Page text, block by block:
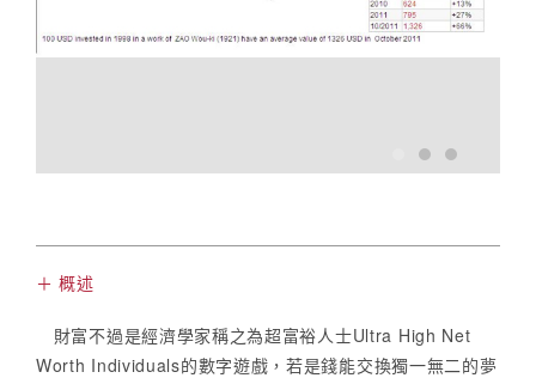
＋ 概述
財富不過是經濟學家稱之為超富裕人士Ultra High Net
Worth Individuals的數字遊戲，若是錢能交換獨一無二的夢